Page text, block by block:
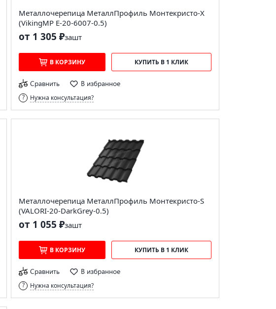
Металлочерепица МеталлПрофиль Монтекристо-X
(VikingMP E-20-6007-0.5)
от 1 305 ₽зашт
В КОРЗИНУ КУПИТЬ В 1 КЛИК
Сравнить В избранное
Нужна консультация?
Металлочерепица МеталлПрофиль Монтекристо-S
(VALORI-20-DarkGrey-0.5)
от 1 055 ₽зашт
В КОРЗИНУ КУПИТЬ В 1 КЛИК
Сравнить В избранное
Нужна консультация?